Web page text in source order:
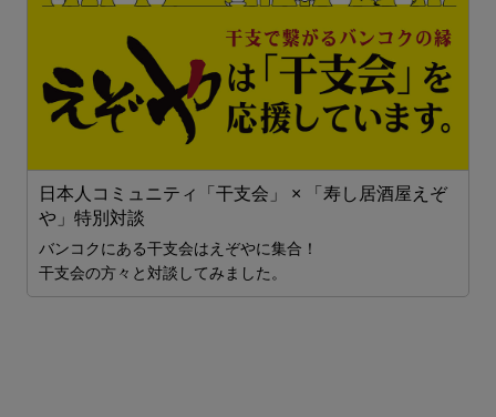
日本人コミュニティ「干支会」 × 「寿し居酒屋えぞ
や」特別対談
バンコクにある干支会はえぞやに集合！
干支会の方々と対談してみました。